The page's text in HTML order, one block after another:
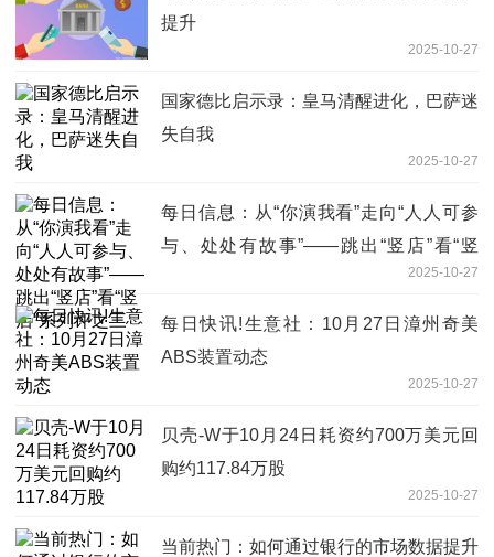
提升
2025-10-27
国家德比启示录：皇马清醒进化，巴萨迷
失自我
2025-10-27
每日信息：从“你演我看”走向“人人可参
与、处处有故事”——跳出“竖店”看“竖
2025-10-27
每日快讯!生意社：10月27日漳州奇美
ABS装置动态
2025-10-27
贝壳-W于10月24日耗资约700万美元回
购约117.84万股
2025-10-27
当前热门：如何通过银行的市场数据提升